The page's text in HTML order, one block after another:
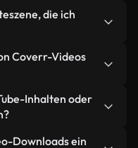
ist eindeutig
was Sie
Versionen
Formate,
hoch, während
und
werden.
die ich
Sie im
Beschreiben Sie
generiert
Video für
entspricht.
Coverr-Videos
erforderlich. Alle
sind lizenzfrei
uns aber immer
Inhalten oder
Coverr darf in
Downloads ein